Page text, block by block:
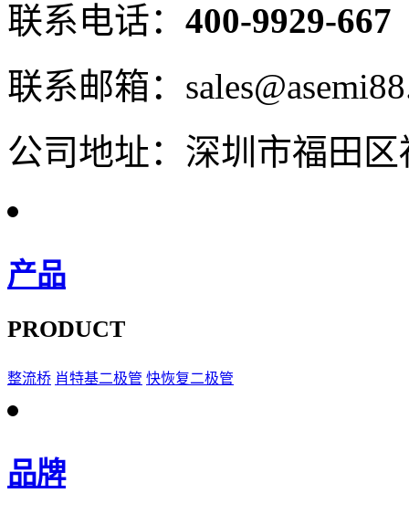
联系电话： 400-9929-667
联系邮箱：
公司地址：深圳市福田
产品
PRODUCT
整流桥 肖特基二极管 快恢复二极管
品牌